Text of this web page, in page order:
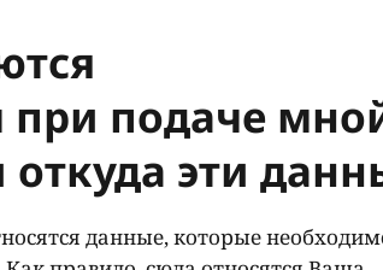
при подаче
эти
данные, которые